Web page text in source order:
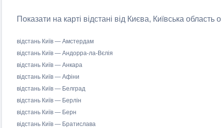
Показати на карті відстані від Києва, Київська
відстань Київ — Амстердам
відстань Київ — Андорра-ла-Вєлія
відстань Київ — Анкара
відстань Київ — Афіни
відстань Київ — Белград
відстань Київ — Берлін
відстань Київ — Берн
відстань Київ — Братислава